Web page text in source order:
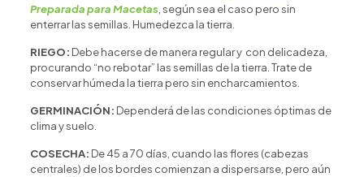
Preparada para Macetas , según sea el caso pero sin
enterrar las semillas. Humedezca la tierra.
RIEGO: Debe hacerse de manera regular y con delicadeza,
procurando “no rebotar” las semillas de la tierra. Trate de
conservar húmeda la tierra pero sin encharcamientos.
GERMINACIÓN: Dependerá de las condiciones óptimas de
clima y suelo.
COSECHA: De 45 a 70 días, cuando las flores (cabezas
centrales) de los bordes comienzan a dispersarse, pero aún